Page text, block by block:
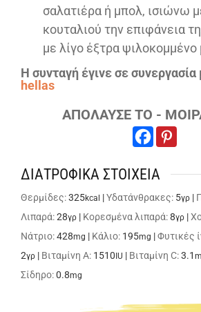
σαλατιέρα ή μπολ, ισιώνω
κουταλιού την επιφάνεια
με λίγο έξτρα ψιλοκομμένο
Η συνταγή έγινε σε συνεργασία
hellas
ΑΠΟΛΑΥΣΕ ΤΟ -
ΔΙΑΤΡΟΦΙΚΑ ΣΤΟΙΧΕΙΑ
Θερμίδες:325kcal |Υδατάνθρακες: 5γρ |
Λιπαρά:28γρ | Κορεσμένα λιπαρά:8γρ |
Νάτριο:428mg | Κάλιο: 195mg |Φυτικές
2γρ | Βιταμίνη A: 1510 IU | Βιταμίνη C:3.1
Σίδηρο:0.8mg